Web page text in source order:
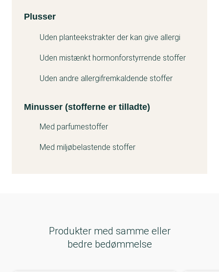
Kemitest
Plusser
Uden planteekstrakter der kan give allergi
Uden mistænkt hormonforstyrrende stoffer
Uden andre allergifremkaldende stoffer
Minusser (stofferne er tilladte)
Med parfumestoffer
Med miljøbelastende stoffer
Produkter med samme eller
bedre bedømmelse